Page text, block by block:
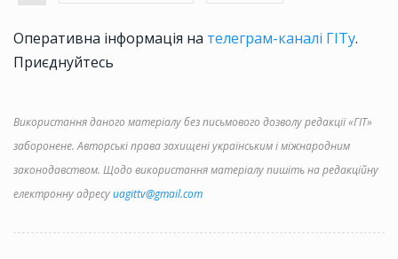
Оперативна інформація на телеграм-каналі ГІТу.
Приєднуйтесь
Використання даного матеріалу без письмового дозволу редакції «ГІТ»
заборонене. Авторські права захищені українським і міжнародним
законодавством. Щодо використання матеріалу пишіть на редакційну
електронну адресуuagittv@gmail.com